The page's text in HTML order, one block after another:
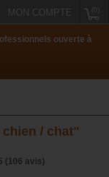
MON COMPTE
ouverte à
/ chat"
(106 avis)